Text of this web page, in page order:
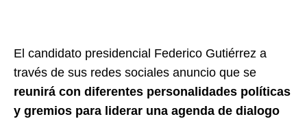
El candidato presidencial Federico Gutiérrez a
través de sus redes sociales anuncio que se
reunirá con diferentes personalidades políticas
y gremios para liderar una agenda de dialogo